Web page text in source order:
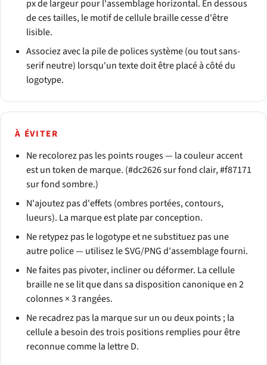
px de largeur pour l'assemblage horizontal. En dessous
de ces tailles, le motif de cellule braille cesse d'être
lisible.
Associez avec la pile de polices système (ou tout sans-
serif neutre) lorsqu'un texte doit être placé à côté du
logotype.
À ÉVITER
Ne recolorez pas les points rouges — la couleur accent
est un token de marque. (#dc2626 sur fond clair, #f87171
sur fond sombre.)
N'ajoutez pas d'effets (ombres portées, contours,
lueurs). La marque est plate par conception.
Ne retypez pas le logotype et ne substituez pas une
autre police — utilisez le SVG/PNG d'assemblage fourni.
Ne faites pas pivoter, incliner ou déformer. La cellule
braille ne se lit que dans sa disposition canonique en 2
colonnes × 3 rangées.
Ne recadrez pas la marque sur un ou deux points ; la
cellule a besoin des trois positions remplies pour être
reconnue comme la lettre D.